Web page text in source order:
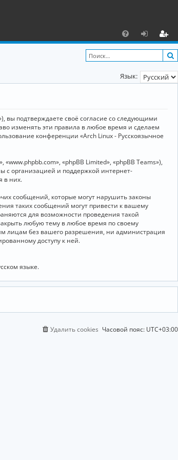
F
A
Q
х
о
д
ег
и
ст
и
Язык:
вы подтверждаете своё согласие со следующими
изменять эти правила в любое время и сделаем
конференции «Arch Linux - Русскоязычное
«phpBB Limited», «phpBB Teams»),
с организацией и поддержкой интернет-
в них.
сообщений, которые могут нарушить законы
таких сообщений могут привести к вашему
для возможности проведения такой
любую тему в любое время по своему
лицам без вашего разрешения, ни администрация
доступу к ней.
языке.
Часовой пояс: UTC+03:00
Удалить cookies